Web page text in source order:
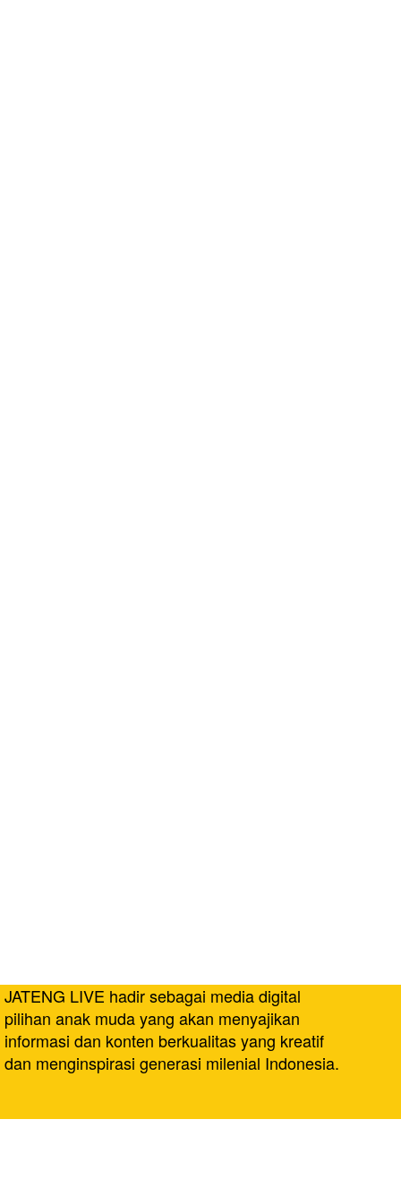
JATENG LIVE hadir sebagai media digital
pilihan anak muda yang akan menyajikan
informasi dan konten berkualitas yang kreatif
dan menginspirasi generasi milenial Indonesia.